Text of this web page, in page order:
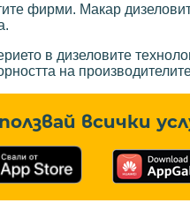
фирми. Макар
в дизеловите
на
всички